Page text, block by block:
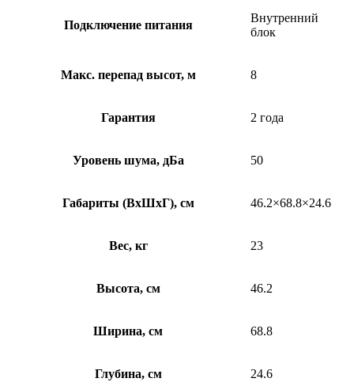
Подключение питания
Внутренний
блок
Макс. перепад высот, м 8
Гарантия 2 года
Уровень шума, дБа 50
Габариты (ВхШхГ), см 46.2×68.8×24.6
Вес, кг 23
Высота, см 46.2
Ширина, см 68.8
Глубина, см 24.6